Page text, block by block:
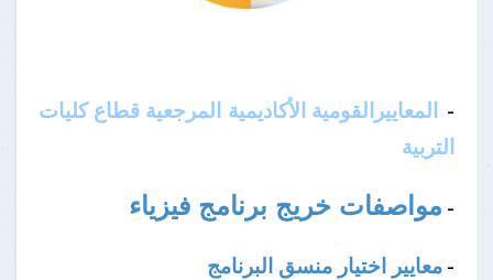
- المعاييرالقومية الأكاديمية المرجعية قطاع كليات
التربية
- مواصفات خريج برنامج فيزياء
- معايير اختيار منسق البرنامج